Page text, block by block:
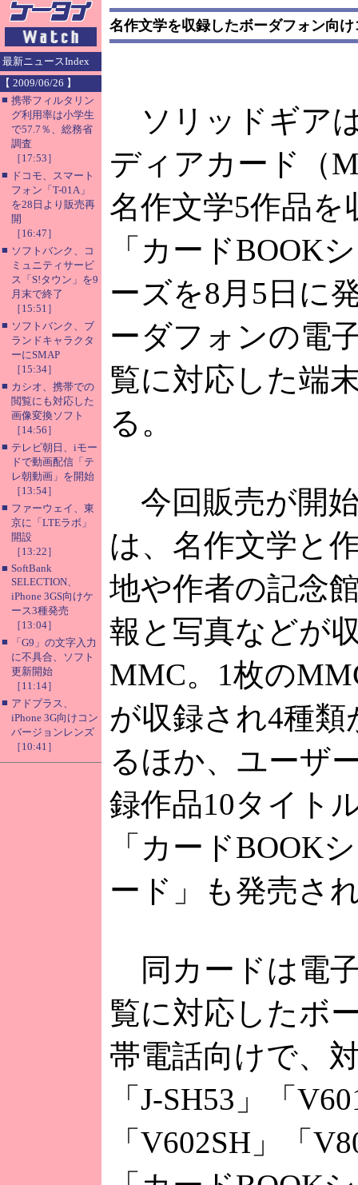
最新ニュースIndex
【 2009/06/26 】
■ 携帯フィルタリン
グ利用率は小学生
で57.7％、総務省
調査
［17:53］
■ ドコモ、スマート
フォン「T-01A」
を28日より販売再
開
［16:47］
■ ソフトバンク、コ
ミュニティサービ
ス「S!タウン」を9
月末で終了
［15:51］
■ ソフトバンク、ブ
ランドキャラクタ
ーにSMAP
［15:34］
■ カシオ、携帯での
閲覧にも対応した
画像変換ソフト
［14:56］
■ テレビ朝日、iモー
ドで動画配信「テ
レ朝動画」を開始
［13:54］
■ ファーウェイ、東
京に「LTEラボ」
開設
［13:22］
■ SoftBank
SELECTION、
iPhone 3GS向けケ
ース3種発売
［13:04］
■
「G9」の文字入力
に不具合、ソフト
更新開始
［11:14］
■ アドプラス、
iPhone 3G向けコン
バージョンレンズ
［10:41］
名作文学を収録したボーダフォン向
ソリッドギア
ディアカード（
名作文学5作品を
「カードBOOK
ーズを8月5日に
ーダフォンの電
覧に対応した端
る。
今回販売が開
は、名作文学と
地や作者の記念
報と写真などが
MMC。1枚の
が収録され4種類
るほか、ユーザ
録作品10タイト
「カードBOOK
ード」も発売さ
同カードは電
覧に対応したボ
帯電話向けで、
「J-SH53」「
「V602SH」「